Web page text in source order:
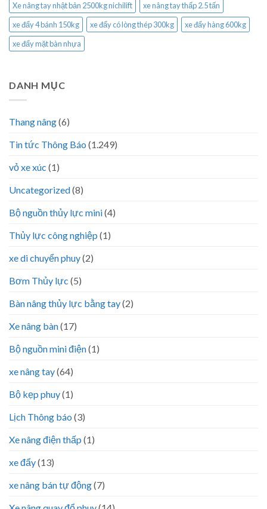
Xe nâng tay nhật bản 2500kg nichilift
xe nâng tay thấp 2.5 tấn
xe đẩy 4 bánh 150kg
xe đẩy có lòng thép 300kg
xe đẩy hàng 600kg
xe đẩy mặt bàn nhựa
DANH MỤC
Thang nâng(6)
Tin tức Thông Báo (1.249)
vỏ xe xúc (1)
Uncategorized(8)
Bộ nguồn thủy lực mini(4)
Thủy lực công nghiệp (1)
xe di chuyển phuy(2)
Bơm Thủy lực (5)
Bàn nâng thủy lực bằng tay(2)
Xe nâng bàn(17)
Bộ nguồn mini điện(1)
xe nâng tay(64)
Bộ kẹp phuy(1)
Lịch Thông báo (3)
Xe nâng điện thấp (1)
xe đẩy(13)
xe nâng bán tự động(7)